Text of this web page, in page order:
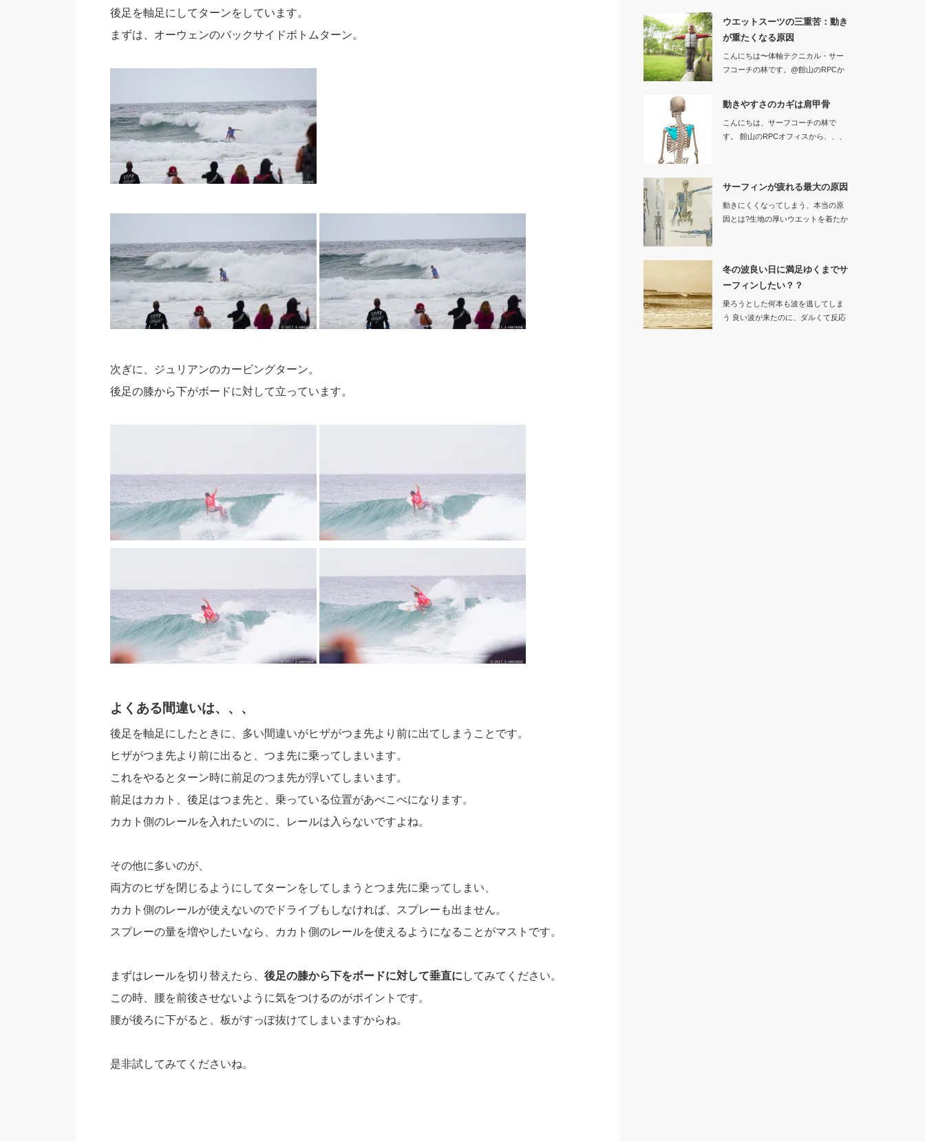
後足を軸足にしてターンをしています。
まずは、オーウェンのバックサイドボトムターン。
次ぎに、ジュリアンのカービングターン。
後足の膝から下がボードに対して立っています。
よくある間違いは、、、
後足を軸足にしたときに、多い間違いがヒザがつま先より前に出てしまうことです。
ヒザがつま先より前に出ると、つま先に乗ってしまいます。
これをやるとターン時に前足のつま先が浮いてしまいます。
前足はカカト、後足はつま先と、乗っている位置があべこべになります。
カカト側のレールを入れたいのに、レールは入らないですよね。
その他に多いのが、
両方のヒザを閉じるようにしてターンをしてしまうとつま先に乗ってしまい、
カカト側のレールが使えないのでドライブもしなければ、スプレーも出ません。
スプレーの量を増やしたいなら、カカト側のレールを使えるようになることがマストです。
まずはレールを切り替えたら、 後足の膝から下をボードに対して垂直に してみてください。
この時、腰を前後させないように気をつけるのがポイントです。
腰が後ろに下がると、板がすっぽ抜けてしまいますからね。
是非試してみてくださいね。
ウエットスーツの三重苦：動き
が重たくなる原因
こんにちは〜体軸テクニカル・サー
フコーチの林です。@館山のRPCか
動きやすさのカギは肩甲骨
こんにちは、サーフコーチの林で
す。 館山のRPCオフィスから、、、
サーフィンが疲れる最大の原因
動きにくくなってしまう、本当の原
因とは?生地の厚いウエットを着たか
冬の波良い日に満足ゆくまでサ
ーフィンしたい？？
乗ろうとした何本も波を逃してしま
う 良い波が来たのに、ダルくて反応